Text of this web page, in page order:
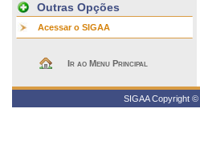
Outras Opções
Acessar o SIGAA
Ir ao Menu Principal
SIGAA Copyright